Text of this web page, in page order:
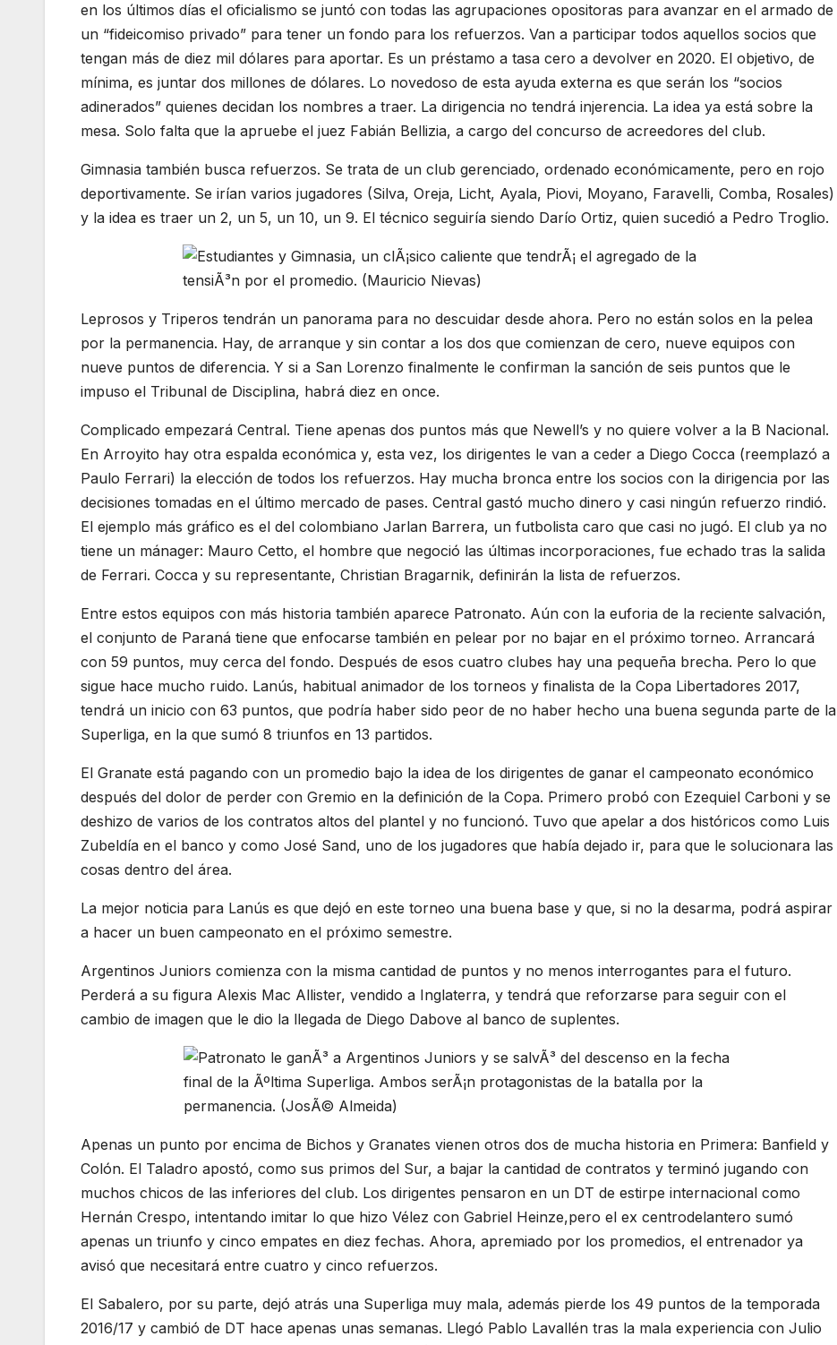
en los últimos días el oficialismo se juntó con todas las agrupaciones opositoras para avanzar en el armado de
un “fideicomiso privado” para tener un fondo para los refuerzos. Van a participar todos aquellos socios que
tengan más de diez mil dólares para aportar. Es un préstamo a tasa cero a devolver en 2020. El objetivo, de
mínima, es juntar dos millones de dólares. Lo novedoso de esta ayuda externa es que serán los “socios
adinerados” quienes decidan los nombres a traer. La dirigencia no tendrá injerencia. La idea ya está sobre la
mesa. Solo falta que la apruebe el juez Fabián Bellizia, a cargo del concurso de acreedores del club.
Gimnasia también busca refuerzos. Se trata de un club gerenciado, ordenado económicamente, pero en rojo
deportivamente. Se irían varios jugadores (Silva, Oreja, Licht, Ayala, Piovi, Moyano, Faravelli, Comba, Rosales)
y la idea es traer un 2, un 5, un 10, un 9. El técnico seguiría siendo Darío Ortiz, quien sucedió a Pedro Troglio.
Leprosos y Triperos tendrán un panorama para no descuidar desde ahora. Pero no están solos en la pelea
por la permanencia. Hay, de arranque y sin contar a los dos que comienzan de cero, nueve equipos con
nueve puntos de diferencia. Y si a San Lorenzo finalmente le confirman la sanción de seis puntos que le
impuso el Tribunal de Disciplina, habrá diez en once.
Complicado empezará Central. Tiene apenas dos puntos más que Newell’s y no quiere volver a la B Nacional.
En Arroyito hay otra espalda económica y, esta vez, los dirigentes le van a ceder a Diego Cocca (reemplazó a
Paulo Ferrari) la elección de todos los refuerzos. Hay mucha bronca entre los socios con la dirigencia por las
decisiones tomadas en el último mercado de pases. Central gastó mucho dinero y casi ningún refuerzo rindió.
El ejemplo más gráfico es el del colombiano Jarlan Barrera, un futbolista caro que casi no jugó. El club ya no
tiene un mánager: Mauro Cetto, el hombre que negoció las últimas incorporaciones, fue echado tras la salida
de Ferrari. Cocca y su representante, Christian Bragarnik, definirán la lista de refuerzos.
Entre estos equipos con más historia también aparece Patronato. Aún con la euforia de la reciente salvación,
el conjunto de Paraná tiene que enfocarse también en pelear por no bajar en el próximo torneo. Arrancará
con 59 puntos, muy cerca del fondo. Después de esos cuatro clubes hay una pequeña brecha. Pero lo que
sigue hace mucho ruido. Lanús, habitual animador de los torneos y finalista de la Copa Libertadores 2017,
tendrá un inicio con 63 puntos, que podría haber sido peor de no haber hecho una buena segunda parte de la
Superliga, en la que sumó 8 triunfos en 13 partidos.
El Granate está pagando con un promedio bajo la idea de los dirigentes de ganar el campeonato económico
después del dolor de perder con Gremio en la definición de la Copa. Primero probó con Ezequiel Carboni y se
deshizo de varios de los contratos altos del plantel y no funcionó. Tuvo que apelar a dos históricos como Luis
Zubeldía en el banco y como José Sand, uno de los jugadores que había dejado ir, para que le solucionara las
cosas dentro del área.
La mejor noticia para Lanús es que dejó en este torneo una buena base y que, si no la desarma, podrá aspirar
a hacer un buen campeonato en el próximo semestre.
Argentinos Juniors comienza con la misma cantidad de puntos y no menos interrogantes para el futuro.
Perderá a su figura Alexis Mac Allister, vendido a Inglaterra, y tendrá que reforzarse para seguir con el
cambio de imagen que le dio la llegada de Diego Dabove al banco de suplentes.
Apenas un punto por encima de Bichos y Granates vienen otros dos de mucha historia en Primera: Banfield y
Colón. El Taladro apostó, como sus primos del Sur, a bajar la cantidad de contratos y terminó jugando con
muchos chicos de las inferiores del club. Los dirigentes pensaron en un DT de estirpe internacional como
Hernán Crespo, intentando imitar lo que hizo Vélez con Gabriel Heinze,pero el ex centrodelantero sumó
apenas un triunfo y cinco empates en diez fechas. Ahora, apremiado por los promedios, el entrenador ya
avisó que necesitará entre cuatro y cinco refuerzos.
El Sabalero, por su parte, dejó atrás una Superliga muy mala, además pierde los 49 puntos de la temporada
2016/17 y cambió de DT hace apenas unas semanas. Llegó Pablo Lavallén tras la mala experiencia con Julio